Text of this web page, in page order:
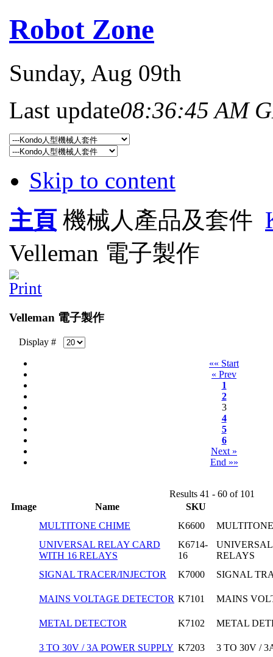
Robot Zone
Sunday, Aug 09th
Last update08:36:45 AM
Skip to content
主頁 機械人產品及套件
Velleman 電子製作
Velleman 電子製作
Display #
«« Start
« Prev
1
2
3
4
5
6
Next »
End »»
Results 41 - 60 of 101
Image
Name
SKU
MULTITONE CHIME
K6600
UNIVERSAL RELAY CARD
WITH 16 RELAYS
K6714-
16
RELAYS
SIGNAL TRACER/INJECTOR
K7000 SIGNAL
MAINS VOLTAGE DETECTOR K7101 MAINS
METAL DETECTOR K7102 METAL
3 TO 30V / 3A POWER SUPPLY K7203
3 TO 30V /